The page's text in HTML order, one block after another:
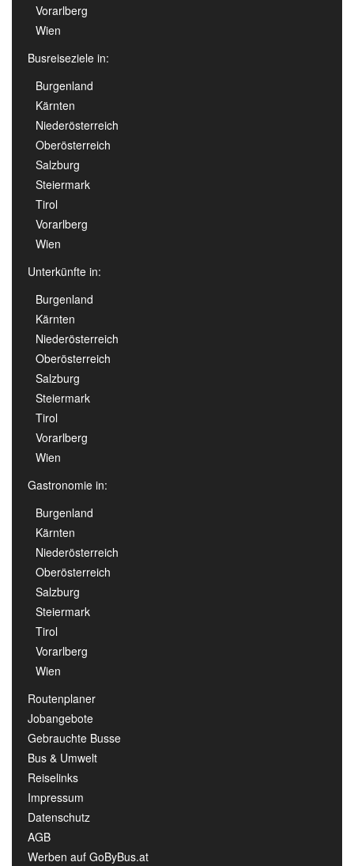
Vorarlberg
Wien
Busreiseziele in:
Burgenland
Kärnten
Niederösterreich
Oberösterreich
Salzburg
Steiermark
Tirol
Vorarlberg
Wien
Unterkünfte in:
Burgenland
Kärnten
Niederösterreich
Oberösterreich
Salzburg
Steiermark
Tirol
Vorarlberg
Wien
Gastronomie in:
Burgenland
Kärnten
Niederösterreich
Oberösterreich
Salzburg
Steiermark
Tirol
Vorarlberg
Wien
Routenplaner
Jobangebote
Gebrauchte Busse
Bus & Umwelt
Reiselinks
Impressum
Datenschutz
AGB
Werben auf GoByBus.at